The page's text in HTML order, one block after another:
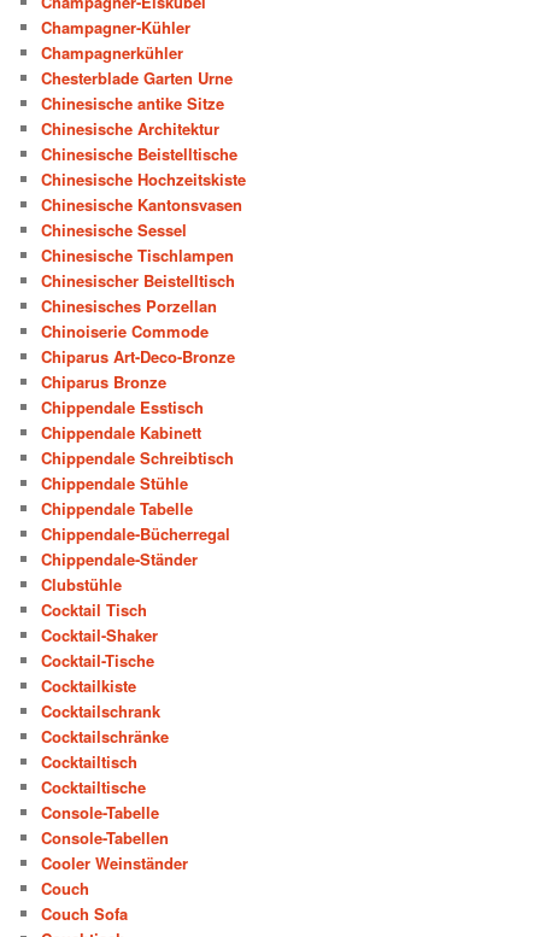
Champagner-Kühler
Champagnerkühler
Chesterblade Garten Urne
Chinesische antike Sitze
Chinesische Architektur
Chinesische Beistelltische
Chinesische Hochzeitskiste
Chinesische Kantonsvasen
Chinesische Sessel
Chinesische Tischlampen
Chinesischer Beistelltisch
Chinesisches Porzellan
Chinoiserie Commode
Chiparus Art-Deco-Bronze
Chiparus Bronze
Chippendale Esstisch
Chippendale Kabinett
Chippendale Schreibtisch
Chippendale Stühle
Chippendale Tabelle
Chippendale-Bücherregal
Chippendale-Ständer
Clubstühle
Cocktail Tisch
Cocktail-Shaker
Cocktail-Tische
Cocktailkiste
Cocktailschrank
Cocktailschränke
Cocktailtisch
Cocktailtische
Console-Tabelle
Console-Tabellen
Cooler Weinständer
Couch
Couch Sofa